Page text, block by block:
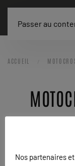
Passer au
ACCUEIL
Nos partenaires